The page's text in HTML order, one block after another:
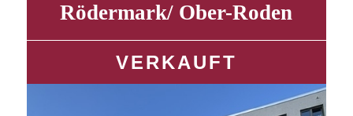
Rödermark/ Ober-Roden
VERKAUFT